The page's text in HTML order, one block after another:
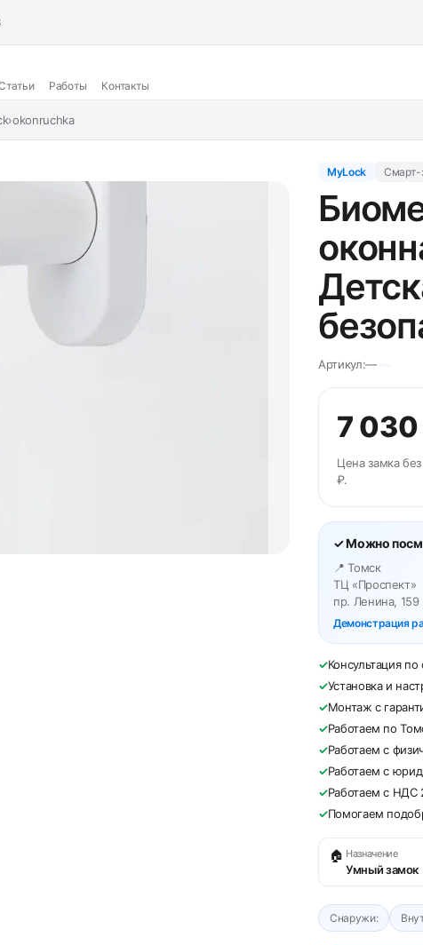
Работы Контакты
›okonruchka
MyLock Смарт-
Артикул:—
7
Цена замка
₽.
✓ Можно
📍 Томск
ТЦ «Проспект»
пр. Ленина, 159
Демонстрация
✓Консультация
✓Установка и
✓Монтаж с
✓Работаем по
✓Работаем с
✓Работаем с
✓Работаем с НДС
✓Помогаем
🏠 Назначение
Умный замок
Снаружи: